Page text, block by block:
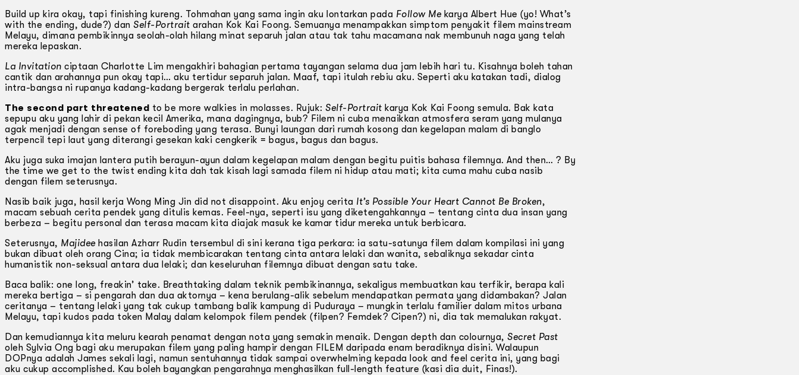
Build up kira okay, tapi finishing kureng. Tohmahan yang sama ingin aku lontarkan pada Follow Mekarya Albert Hue (yo! What’s
with the ending, dude?) dan Self-Portrait arahan Kok Kai Foong. Semuanya menampakkan simptom penyakit filem mainstream
Melayu, dimana pembikinnya seolah-olah hilang minat separuh jalan atau tak tahu macamana nak membunuh naga yang telah
mereka lepaskan.
La Invitation ciptaan Charlotte Lim mengakhiri bahagian pertama tayangan selama dua jam lebih hari tu. Kisahnya boleh tahan
cantik dan arahannya pun okay tapi… aku tertidur separuh jalan. Maaf, tapi itulah rebiu aku. Seperti aku katakan tadi, dialog
intra-bangsa ni rupanya kadang-kadang bergerak terlalu perlahan.
The second part threatened to be more walkies in molasses. Rujuk: Self-Portrait karya Kok Kai Foong semula. Bak kata
sepupu aku yang lahir di pekan kecil Amerika, mana dagingnya, bub? Filem ni cuba menaikkan atmosfera seram yang mulanya
agak menjadi dengan sense of foreboding yang terasa. Bunyi laungan dari rumah kosong dan kegelapan malam di banglo
terpencil tepi laut yang diterangi gesekan kaki cengkerik = bagus, bagus dan bagus.
Aku juga suka imajan lantera putih berayun-ayun dalam kegelapan malam dengan begitu puitis bahasa filemnya. And then… ? By
the time we get to the twist ending kita dah tak kisah lagi samada filem ni hidup atau mati; kita cuma mahu cuba nasib
dengan filem seterusnya.
Nasib baik juga, hasil kerja Wong Ming Jin did not disappoint. Aku enjoy cerita It’s Possible Your Heart Cannot Be Broken,
macam sebuah cerita pendek yang ditulis kemas. Feel-nya, seperti isu yang diketengahkannya – tentang cinta dua insan yang
berbeza – begitu personal dan terasa macam kita diajak masuk ke kamar tidur mereka untuk berbicara.
Seterusnya, Majideehasilan Azharr Rudin tersembul di sini kerana tiga perkara: ia satu-satunya filem dalam kompilasi ini yang
bukan dibuat oleh orang Cina; ia tidak membicarakan tentang cinta antara lelaki dan wanita, sebaliknya sekadar cinta
humanistik non-seksual antara dua lelaki; dan keseluruhan filemnya dibuat dengan satu take.
Baca balik: one long, freakin’ take. Breathtaking dalam teknik pembikinannya, sekaligus membuatkan kau terfikir, berapa kali
mereka bertiga – si pengarah dan dua aktornya – kena berulang-alik sebelum mendapatkan permata yang didambakan? Jalan
ceritanya – tentang lelaki yang tak cukup tambang balik kampung di Puduraya – mungkin terlalu familier dalam mitos urbana
Melayu, tapi kudos pada token Malay dalam kelompok filem pendek (filpen? Femdek? Cipen?) ni, dia tak memalukan rakyat.
Dan kemudiannya kita meluru kearah penamat dengan nota yang semakin menaik. Dengan depth dan colournya, Secret Past
oleh Sylvia Ong bagi aku merupakan filem yang paling hampir dengan FILEM daripada enam beradiknya disini. Walaupun
DOPnya adalah James sekali lagi, namun sentuhannya tidak sampai overwhelming kepada look and feel cerita ini, yang bagi
aku cukup accomplished. Kau boleh bayangkan pengarahnya menghasilkan full-length feature (kasi dia duit, Finas!).